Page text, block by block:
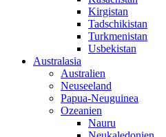
Kirgistan
Tadschikistan
Turkmenistan
Usbekistan
Australasia
Australien
Neuseeland
Papua-Neuguinea
Ozeanien
Nauru